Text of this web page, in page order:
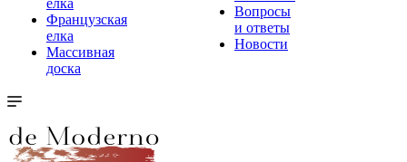
елка
Французская
елка
Массивная
доска
Вопросы
и ответы
Новости